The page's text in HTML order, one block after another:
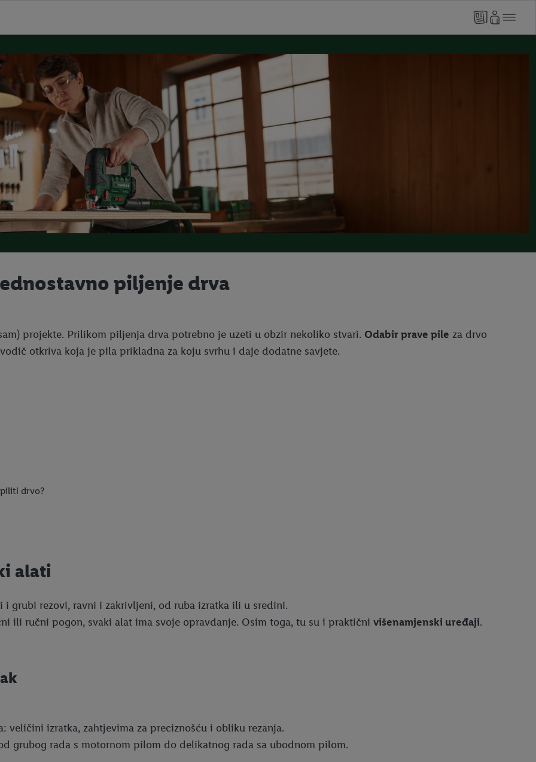
piljenje drva
projekte. Prilikom piljenja drva potrebno je uzeti u obzir nekoliko stvari. Odabir prave pile za drvo
otkriva koja je pila prikladna za koju svrhu i daje dodatne savjete.
drvo?
alati
grubi rezovi, ravni i zakrivljeni, od ruba izratka ili u sredini.
ili ručni pogon, svaki alat ima svoje opravdanje. Osim toga, tu su i praktični višenamjenski uređaji.
izratka, zahtjevima za preciznošću i obliku rezanja.
grubog rada s motornom pilom do delikatnog rada sa ubodnom pilom.